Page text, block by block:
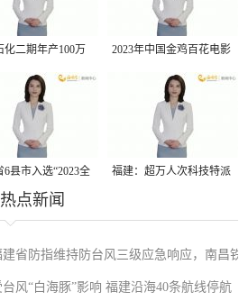
化二期年产100万
脱氢项目建成中交
2023年中国金鸡百花电影
节有福电影巡展31日启动
6县市入选“2023全
展潜力百强县”
福建：超万人次科技特派
点新闻
建省防指维持防台风三级应急响应，南昌铁
停运部分旅客列车→
台风“白海豚”影响 福建沿海40条航线停航